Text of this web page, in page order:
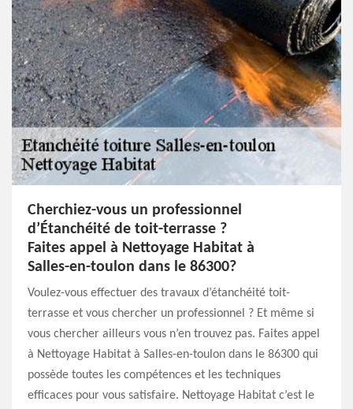
Cherchiez-vous un professionnel
d’Étanchéité de toit-terrasse ?
Faites appel à Nettoyage Habitat à
Salles-en-toulon dans le 86300?
Voulez-vous effectuer des travaux d’étanchéité toit-
terrasse et vous chercher un professionnel ? Et même si
vous chercher ailleurs vous n’en trouvez pas. Faites appel
à Nettoyage Habitat à Salles-en-toulon dans le 86300 qui
possède toutes les compétences et les techniques
efficaces pour vous satisfaire. Nettoyage Habitat c’est le